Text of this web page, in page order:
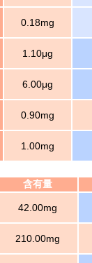
0.18mg
1.10μg
6.00μg
0.90mg
1.00mg
含有量
42.00mg
210.00mg